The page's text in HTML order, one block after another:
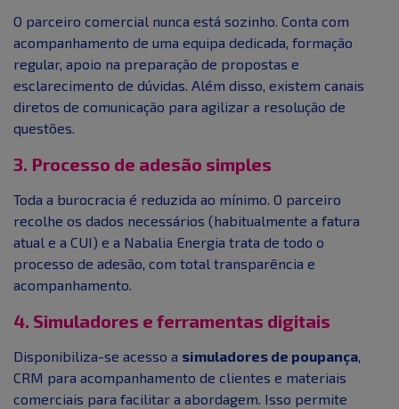
O parceiro comercial nunca está sozinho. Conta com
acompanhamento de uma equipa dedicada, formação
regular, apoio na preparação de propostas e
esclarecimento de dúvidas. Além disso, existem canais
diretos de comunicação para agilizar a resolução de
questões.
3. Processo de adesão simples
Toda a burocracia é reduzida ao mínimo. O parceiro
recolhe os dados necessários (habitualmente a fatura
atual e a CUI) e a Nabalia Energia trata de todo o
processo de adesão, com total transparência e
acompanhamento.
4. Simuladores e ferramentas digitais
Disponibiliza-se acesso a simuladores de poupança,
CRM para acompanhamento de clientes e materiais
comerciais para facilitar a abordagem. Isso permite